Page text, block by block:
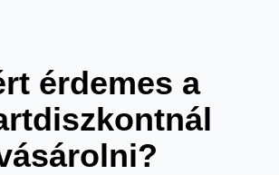
érdemes a